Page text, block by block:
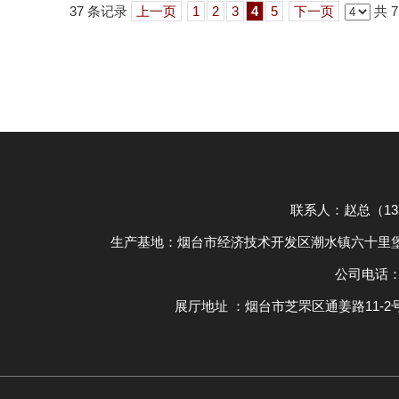
37 条记录 上一页 1 2 3 4 5 下一页 共
联系人：赵总（
生产基地：烟台市经济技术开发区潮水镇六十里
公司电话
展厅地址 ：烟台市芝罘区通姜路11-2